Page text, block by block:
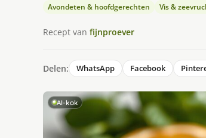
Avondeten & hoofdgerechten Vis &
Recept van fijnproever
Delen: WhatsApp Facebook
AI-kok